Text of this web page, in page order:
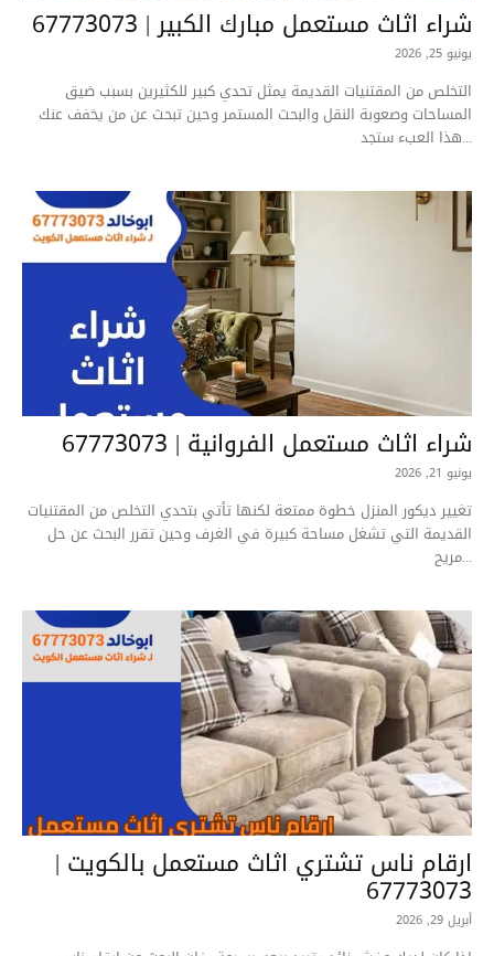
شراء اثاث مستعمل مبارك الكبير | 67773073
يونيو 25, 2026
التخلص من المقتنيات القديمة يمثل تحدي كبير للكثيرين بسبب ضيق
المساحات وصعوبة النقل والبحث المستمر وحين تبحث عن من يخفف عنك
هذا العبء ستجد...
شراء اثاث مستعمل الفروانية | 67773073
يونيو 21, 2026
تغيير ديكور المنزل خطوة ممتعة لكنها تأتي بتحدي التخلص من المقتنيات
القديمة التي تشغل مساحة كبيرة في الغرف وحين تقرر البحث عن حل
مريح...
ارقام ناس تشتري اثاث مستعمل بالكويت |
67773073
أبريل 29, 2026